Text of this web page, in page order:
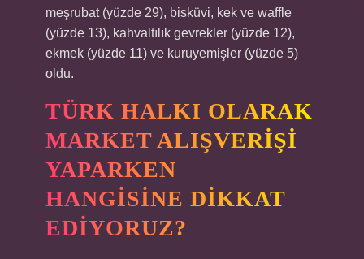
meşrubat (yüzde 29), bisküvi, kek ve waffle
(yüzde 13), kahvaltılık gevrekler (yüzde 12),
ekmek (yüzde 11) ve kuruyemişler (yüzde 5)
oldu.
TÜRK HALKI OLARAK
MARKET ALIŞVERIŞI
YAPARKEN
HANGISINE DIKKAT
EDIYORUZ?